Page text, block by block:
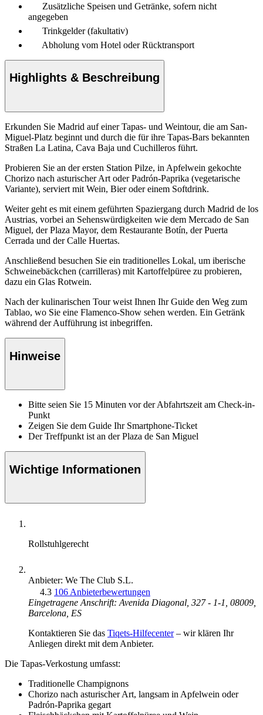
Zusätzliche Speisen und Getränke, sofern nicht
angegeben
Trinkgelder (fakultativ)
Abholung vom Hotel oder Rücktransport
Highlights & Beschreibung
Erkunden Sie Madrid auf einer Tapas- und Weintour, die am San-
Miguel-Platz beginnt und durch die für ihre Tapas-Bars bekannten
Straßen La Latina, Cava Baja und Cuchilleros führt.
Probieren Sie an der ersten Station Pilze, in Apfelwein gekochte
Chorizo nach asturischer Art oder Padrón-Paprika (vegetarische
Variante), serviert mit Wein, Bier oder einem Softdrink.
Weiter geht es mit einem geführten Spaziergang durch Madrid de los
Austrias, vorbei an Sehenswürdigkeiten wie dem Mercado de San
Miguel, der Plaza Mayor, dem Restaurante Botín, der Puerta
Cerrada und der Calle Huertas.
Anschließend besuchen Sie ein traditionelles Lokal, um iberische
Schweinebäckchen (carrilleras) mit Kartoffelpüree zu probieren,
dazu ein Glas Rotwein.
Nach der kulinarischen Tour weist Ihnen Ihr Guide den Weg zum
Tablao, wo Sie eine Flamenco-Show sehen werden. Ein Getränk
während der Aufführung ist inbegriffen.
Hinweise
Bitte seien Sie 15 Minuten vor der Abfahrtszeit am Check-in-
Punkt
Zeigen Sie dem Guide Ihr Smartphone-Ticket
Der Treffpunkt ist an der Plaza de San Miguel
Wichtige Informationen
Rollstuhlgerecht
Anbieter: We The Club S.L.
4.3 106 Anbieterbewertungen
Eingetragene Anschrift: Avenida Diagonal, 327 - 1-1, 08009,
Barcelona, ES
Kontaktieren Sie das Tiqets-Hilfecenter– wir klären Ihr
Anliegen direkt mit dem Anbieter.
Die Tapas-Verkostung umfasst:
Traditionelle Champignons
Chorizo nach asturischer Art, langsam in Apfelwein oder
Padrón-Paprika gegart